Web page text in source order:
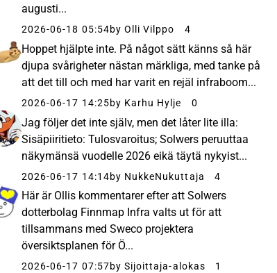
augusti...
2026-06-18 05:54by Olli Vilppo 4
Hoppet hjälpte inte. På något sätt känns så här
djupa svårigheter nästan märkliga, med tanke på
att det till och med har varit en rejäl infraboom...
2026-06-17 14:25by Karhu Hylje 0
Jag följer det inte själv, men det låter lite illa:
Sisäpiiritieto: Tulosvaroitus; Solwers peruuttaa
näkymänsä vuodelle 2026 eikä täytä nykyist...
2026-06-17 14:14by NukkeNukuttaja 4
Här är Ollis kommentarer efter att Solwers
dotterbolag Finnmap Infra valts ut för att
tillsammans med Sweco projektera
översiktsplanen för Ö...
2026-06-17 07:57by Sijoittaja-alokas 1